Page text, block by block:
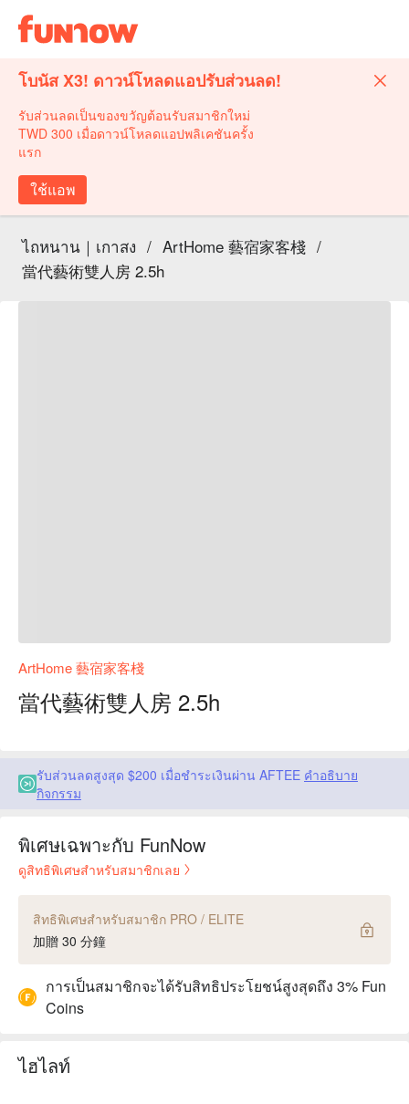
โบนัส X3! ดาวน์โหลดแอปรับส่วนลด!
รับส่วนลดเป็นของขวัญต้อนรับสมาชิกใหม่
TWD 300 เมื่อดาวน์โหลดแอปพลิเคชันครั้ง
แรก
ใช้แอพ
ไถหนาน｜เกาสง / ArtHome 藝宿家客棧 /
當代藝術雙人房 2.5h
ArtHome 藝宿家客棧
當代藝術雙人房 2.5h
รับส่วนลดสูงสุด $200 เมื่อชำระเงินผ่าน AFTEE คำอธิบาย
กิจกรรม
พิเศษเฉพาะกับ FunNow
ดูสิทธิพิเศษสำหรับสมาชิกเลย
สิทธิพิเศษสำหรับสมาชิก PRO / ELITE
加贈 30 分鐘
การเป็นสมาชิกจะได้รับสิทธิประโยชน์สูงสุดถึง 3% Fun
Coins
ไฮไลท์